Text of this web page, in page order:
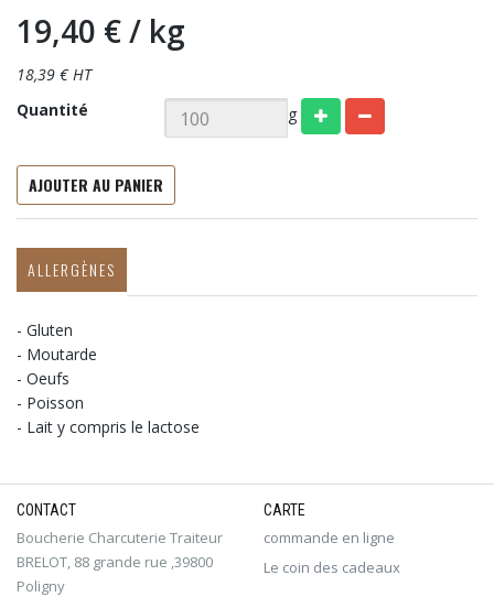
19,40 €/ kg
18,39 € HT
Quantité
g
AJOUTER AU PANIER
ALLERGÈNES
- Gluten
- Moutarde
- Oeufs
- Poisson
- Lait y compris le lactose
CONTACT
Boucherie Charcuterie Traiteur
BRELOT, 88 grande rue ,39800
Poligny
CARTE
commande en ligne
Le coin des cadeaux